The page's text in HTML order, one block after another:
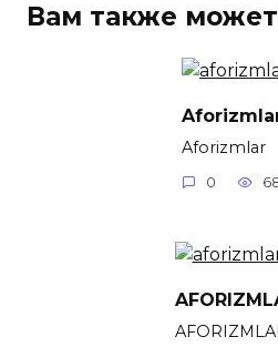
Вам также
Aforizmlar
0